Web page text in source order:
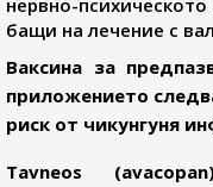
нервно-
бащи на лечение с
Ваксина за
приложението
риск от чикунгуня
Tavneos